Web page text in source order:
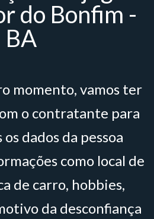
do Bonfim -
BA
momento, vamos ter
o contratante para
dados da pessoa
como local de
de carro, hobbies,
da desconfiança